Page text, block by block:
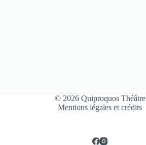
© 2026 Quiproquos Théâtre
Mentions légales et crédits